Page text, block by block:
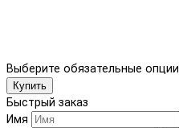
Выберите обязательные опции
Купить
Быстрый заказ
Имя